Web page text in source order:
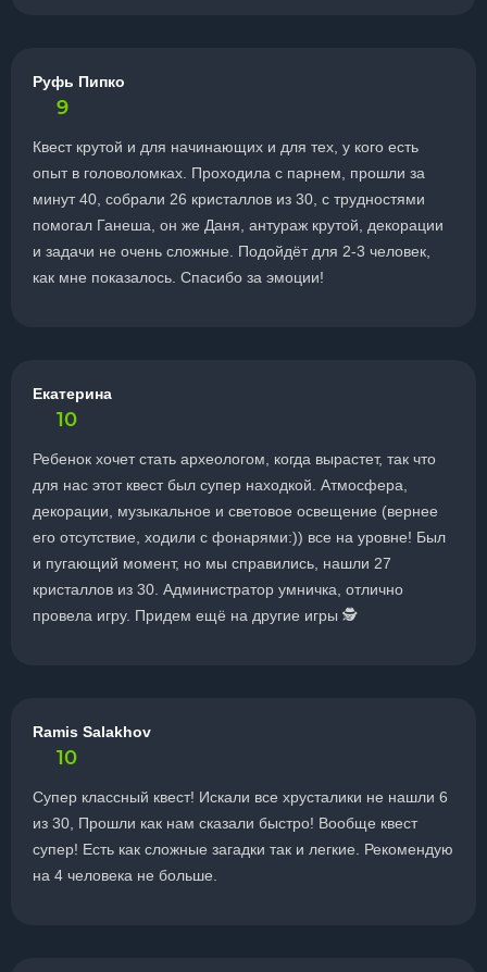
Руфь Пипко
9
Квест крутой и для начинающих и для тех, у кого есть
опыт в головоломках. Проходила с парнем, прошли за
минут 40, собрали 26 кристаллов из 30, с трудностями
помогал Ганеша, он же Даня, антураж крутой, декорации
и задачи не очень сложные. Подойдёт для 2-3 человек,
как мне показалось. Спасибо за эмоции!
Екатерина
10
Ребенок хочет стать археологом, когда вырастет, так что
для нас этот квест был супер находкой. Атмосфера,
декорации, музыкальное и световое освещение (вернее
его отсутствие, ходили с фонарями:)) все на уровне! Был
и пугающий момент, но мы справились, нашли 27
кристаллов из 30. Администратор умничка, отлично
провела игру. Придем ещё на другие игры 🕵
Ramis Salakhov
10
Супер классный квест! Искали все хрусталики не нашли 6
из 30, Прошли как нам сказали быстро! Вообще квест
супер! Есть как сложные загадки так и легкие. Рекомендую
на 4 человека не больше.